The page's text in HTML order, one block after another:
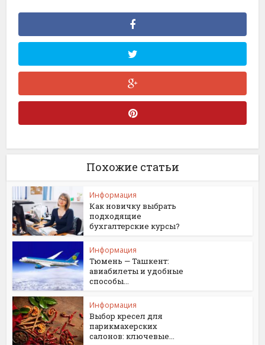
Похожие статьи
Информация
Как новичку выбрать
подходящие
бухгалтерские курсы?
Информация
Тюмень — Ташкент:
авиабилеты и удобные
способы...
Информация
Выбор кресел для
парикмахерских
салонов: ключевые...